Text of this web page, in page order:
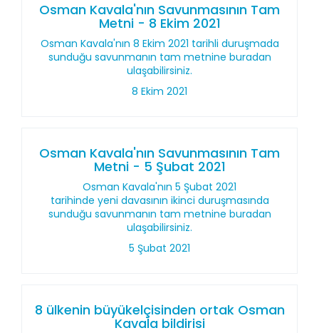
Osman Kavala'nın Savunmasının Tam
Metni - 8 Ekim 2021
Osman Kavala'nın 8 Ekim 2021 tarihli duruşmada
sunduğu savunmanın tam metnine buradan
ulaşabilirsiniz.
8 Ekim 2021
Osman Kavala'nın Savunmasının Tam
Metni - 5 Şubat 2021
Osman Kavala'nın 5 Şubat 2021
tarihinde yeni davasının ikinci duruşmasında
sunduğu savunmanın tam metnine buradan
ulaşabilirsiniz.
5 Şubat 2021
8 ülkenin büyükelçisinden ortak Osman
Kavala bildirisi